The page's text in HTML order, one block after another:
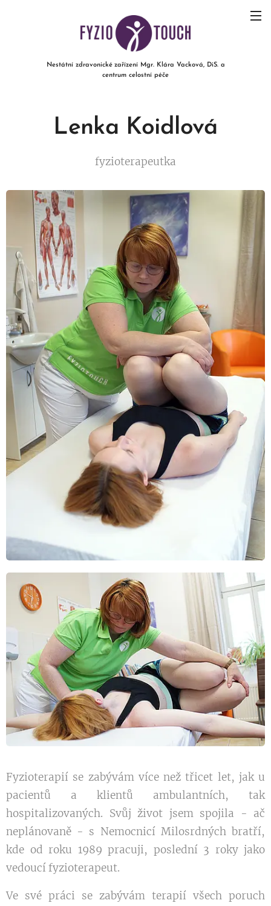
Nestátní zdravonické zařízení Mgr. Klára Vacková, DiS. a
centrum celostní péče
Lenka Koidlová
fyzioterapeutka
Fyzioterapií se zabývám více než třicet let, jak u
pacientů a klientů ambulantních, tak
hospitalizovaných. Svůj život jsem spojila - ač
neplánovaně - s Nemocnicí Milosrdných bratří,
kde od roku 1989 pracuji, poslední 3 roky jako
vedoucí fyzioterapeut.
Ve své práci se zabývám terapií všech poruch